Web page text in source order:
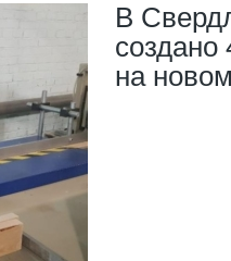
В
создано
на